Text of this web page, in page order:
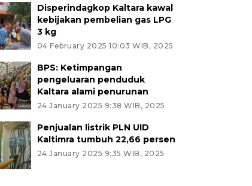
Disperindagkop Kaltara kawal
kebijakan pembelian gas LPG
3 kg
04 February 2025 10:03 WIB, 2025
BPS: Ketimpangan
pengeluaran penduduk
Kaltara alami penurunan
24 January 2025 9:38 WIB, 2025
Penjualan listrik PLN UID
Kaltimra tumbuh 22,66 persen
24 January 2025 9:35 WIB, 2025